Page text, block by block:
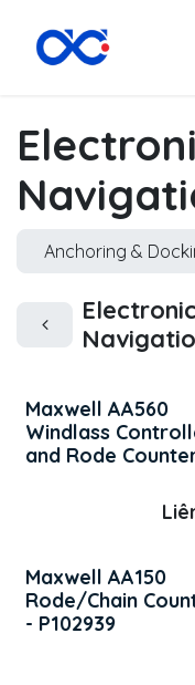
Anchoring &
Maxwell AA560
Windlass
and Rode
Maxwell AA150
Rode/Chain
- P102939